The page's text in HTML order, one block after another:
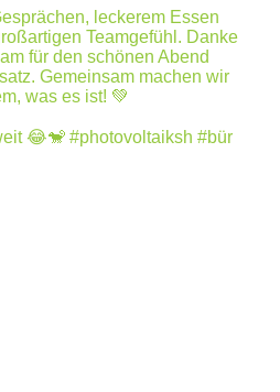
😂🐒 #photovoltaiksh #bür